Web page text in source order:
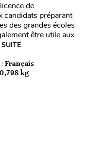
de
candidats préparant
des grandes écoles
être utile aux
Français
0,798 kg